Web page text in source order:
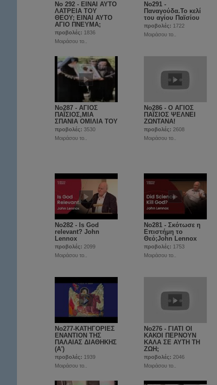
No 292 - ΕΙΝΑΙ ΑΥΤΟ
ΛΑΤΡΕΙΑ ΤΟΥ
ΘΕΟΥ; ΕΙΝΑΙ ΑΥΤΟ
ΑΓΙΟ ΠΝΕΥΜΑ;
προβολές: 1836
Μοιράσου το..
No291 -
Παναγούδα.Το κελί
του αγίου Παϊσίου
προβολές: 1722
Μοιράσου το..
No287 - ΑΓΙΟΣ
ΠΑΪΣΙΟΣ,ΜΙΑ
ΣΠΑΝΙΑ ΟΜΙΛΙΑ ΤΟΥ
προβολές: 3530
Μοιράσου το..
No286 - Ο ΑΓΙΟΣ
ΠΑΪΣΙΟΣ ΨΕΛΝΕΙ
ΖΩΝΤΑΝΑ!
προβολές: 2608
Μοιράσου το..
No282 - Is God
relevant? John
Lennox
προβολές: 2099
Μοιράσου το..
No281 - Σκότωσε η
Επιστήμη το
Θεό;John Lennox
προβολές: 1753
Μοιράσου το..
No277-ΚΑΤΗΓΟΡΙΕΣ
ΕΝΑΝΤΙΟΝ ΤΗΣ
ΠΑΛΑΙΑΣ ΔΙΑΘΗΚΗΣ
(Α')
προβολές: 1939
Μοιράσου το..
No276 - ΓΙΑΤΙ ΟΙ
ΚΑΚΟΙ ΠΕΡΝΟΥΝ
ΚΑΛΑ ΣΕ ΑΥΤΗ ΤΗ
ΖΩΗ;
προβολές: 2046
Μοιράσου το..